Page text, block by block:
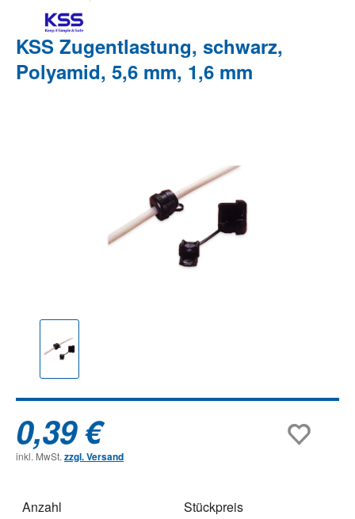
KSS Zugentlastung, schwarz,
Polyamid, 5,6 mm, 1,6 mm
0,39 €
inkl. MwSt. zzgl. Versand
Anzahl
Stückpreis